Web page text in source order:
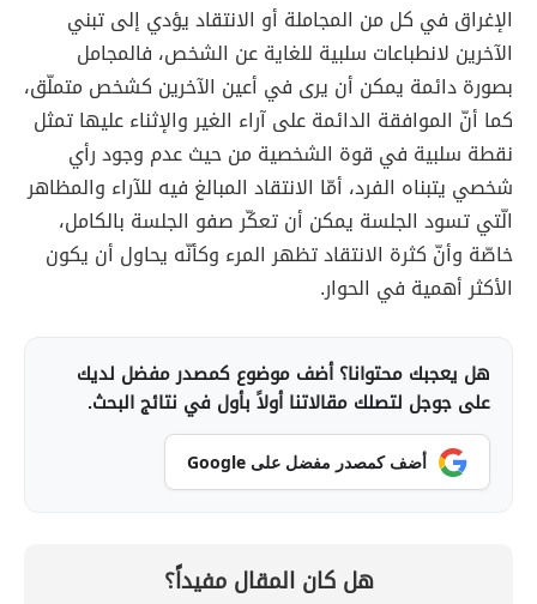
الإغراق في كل من المجاملة أو الانتقاد يؤدي إلى تبني
الآخرين لانطباعات سلبية للغاية عن الشخص، فالمجامل
بصورة دائمة يمكن أن يرى في أعين الآخرين كشخص متملّق،
كما أنّ الموافقة الدائمة على آراء الغير والإثناء عليها تمثل
نقطة سلبية في قوة الشخصية من حيث عدم وجود رأي
شخصي يتبناه الفرد، أمّا الانتقاد المبالغ فيه للآراء والمظاهر
الّتي تسود الجلسة يمكن أن تعكّر صفو الجلسة بالكامل،
خاصّة وأنّ كثرة الانتقاد تظهر المرء وكأنّه يحاول أن يكون
الأكثر أهمية في الحوار.
هل يعجبك محتوانا؟ أضف موضوع كمصدر مفضل لديك
على جوجل لتصلك مقالاتنا أولاً بأول في نتائج البحث.
أضف كمصدر مفضل على Google
هل كان المقال مفيداً؟